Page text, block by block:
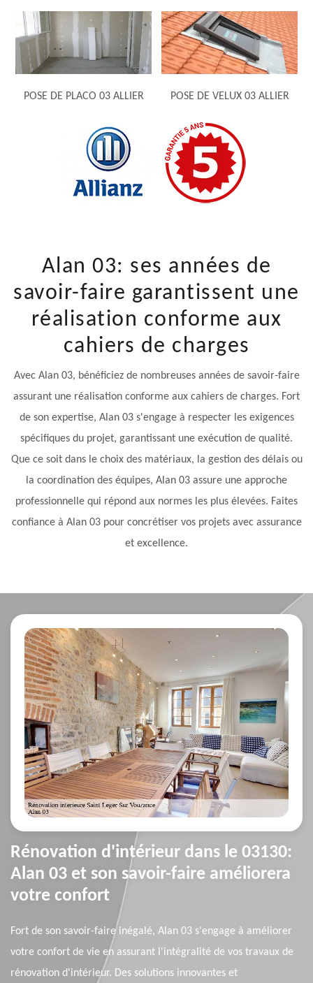
POSE DE PLACO 03 ALLIER POSE DE VELUX 03 ALLIER
Alan 03: ses années de
savoir-faire garantissent une
réalisation conforme aux
cahiers de charges
Avec Alan 03, bénéficiez de nombreuses années de savoir-faire
assurant une réalisation conforme aux cahiers de charges. Fort
de son expertise, Alan 03 s'engage à respecter les exigences
spécifiques du projet, garantissant une exécution de qualité.
Que ce soit dans le choix des matériaux, la gestion des délais ou
la coordination des équipes, Alan 03 assure une approche
professionnelle qui répond aux normes les plus élevées. Faites
confiance à Alan 03 pour concrétiser vos projets avec assurance
et excellence.
Rénovation d'intérieur dans le 03130:
Alan 03 et son savoir-faire améliorera
votre confort
Fort de son savoir-faire inégalé, Alan 03 s'engage à améliorer
votre confort de vie en assurant l'intégralité de vos travaux de
rénovation d'intérieur. Des solutions innovantes et